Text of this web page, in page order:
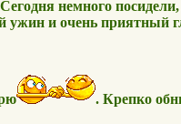
немного
и очень приятный
. Крепко